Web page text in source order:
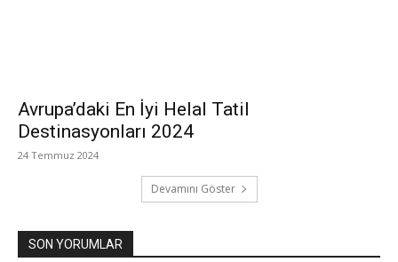
Avrupa’daki En İyi Helal Tatil
Destinasyonları 2024
24 Temmuz 2024
Devamını Göster
SON YORUMLAR